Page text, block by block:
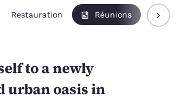
Restauration Réunions
to a newly
urban oasis in